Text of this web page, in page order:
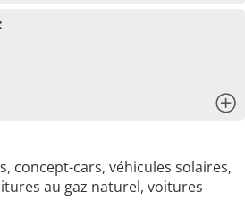
concept-cars, véhicules solaires,
au gaz naturel, voitures